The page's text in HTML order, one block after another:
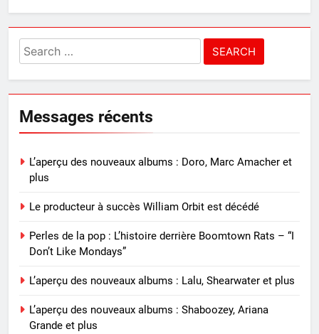
Search
for:
Messages récents
L’aperçu des nouveaux albums : Doro, Marc Amacher et
plus
Le producteur à succès William Orbit est décédé
Perles de la pop : L’histoire derrière Boomtown Rats – “I
Don’t Like Mondays”
L’aperçu des nouveaux albums : Lalu, Shearwater et plus
L’aperçu des nouveaux albums : Shaboozey, Ariana
Grande et plus